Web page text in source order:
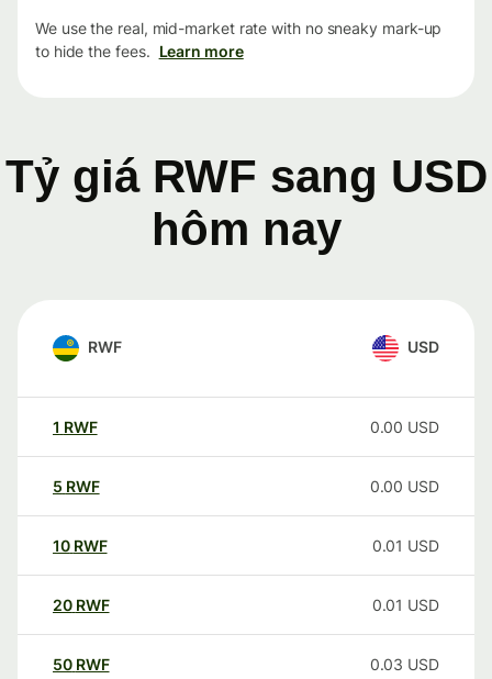
We use the real, mid-market rate with no sneaky mark-up
to hide the fees. Learn more
Tỷ giá RWF sang USD
hôm nay
RWF USD
1 RWF 0.00 USD
5 RWF 0.00 USD
10 RWF 0.01 USD
20 RWF 0.01 USD
50 RWF 0.03 USD